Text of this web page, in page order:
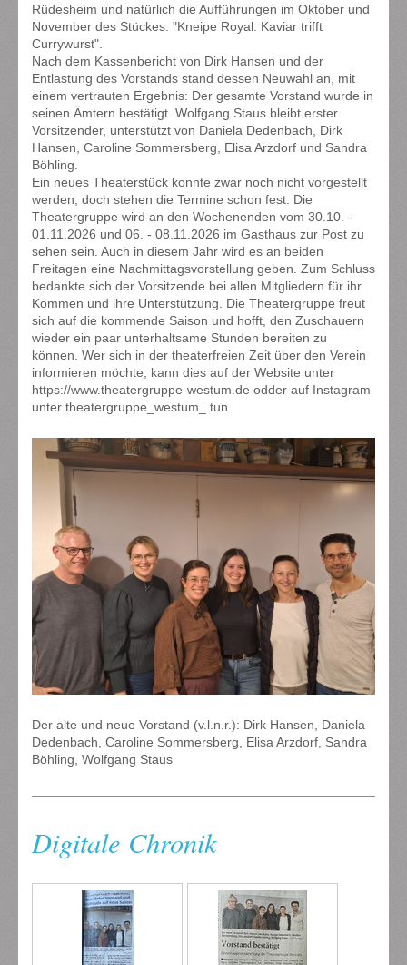
Rüdesheim und natürlich die Aufführungen im Oktober und
November des Stückes: "Kneipe Royal: Kaviar trifft
Currywurst".
Nach dem Kassenbericht von Dirk Hansen und der
Entlastung des Vorstands stand dessen Neuwahl an, mit
einem vertrauten Ergebnis: Der gesamte Vorstand wurde in
seinen Ämtern bestätigt. Wolfgang Staus bleibt erster
Vorsitzender, unterstützt von Daniela Dedenbach, Dirk
Hansen, Caroline Sommersberg, Elisa Arzdorf und Sandra
Böhling.
Ein neues Theaterstück konnte zwar noch nicht vorgestellt
werden, doch stehen die Termine schon fest. Die
Theatergruppe wird an den Wochenenden vom 30.10. -
01.11.2026 und 06. - 08.11.2026 im Gasthaus zur Post zu
sehen sein. Auch in diesem Jahr wird es an beiden
Freitagen eine Nachmittagsvorstellung geben. Zum Schluss
bedankte sich der Vorsitzende bei allen Mitgliedern für ihr
Kommen und ihre Unterstützung. Die Theatergruppe freut
sich auf die kommende Saison und hofft, den Zuschauern
wieder ein paar unterhaltsame Stunden bereiten zu
können. Wer sich in der theaterfreien Zeit über den Verein
informieren möchte, kann dies auf der Website unter
https://www.theatergruppe-westum.de odder auf Instagram
unter theatergruppe_westum_ tun.
Der alte und neue Vorstand (v.l.n.r.): Dirk Hansen, Daniela
Dedenbach, Caroline Sommersberg, Elisa Arzdorf, Sandra
Böhling, Wolfgang Staus
Digitale Chronik